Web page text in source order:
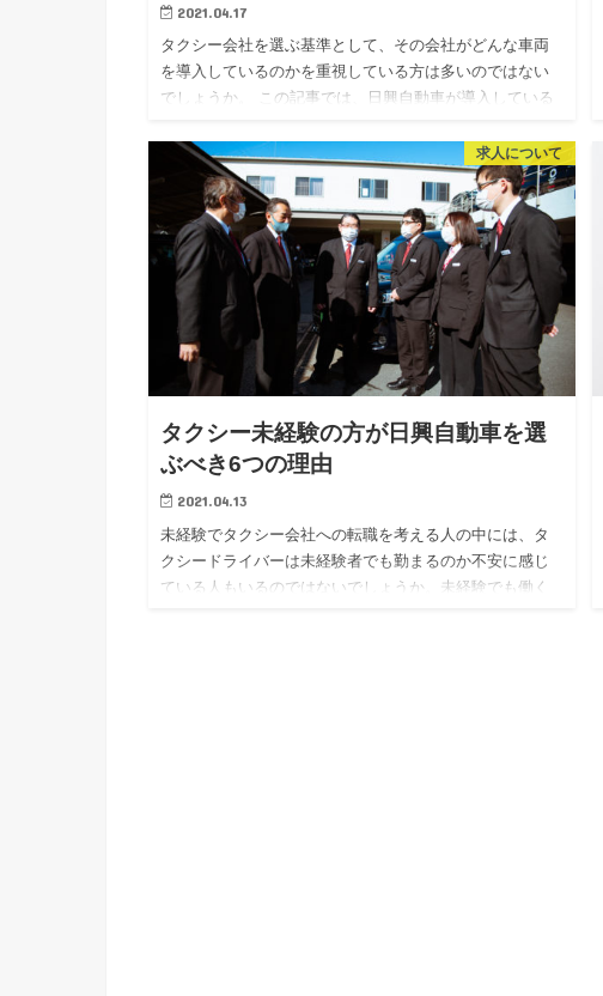
2021.04.17
タクシー会社を選ぶ基準として、その会社がどんな車両
を導入しているのかを重視している方は多いのではない
でしょうか。 この記事では、日興自動車が導入している
ます。転職先に日興…
求人について
タクシー未経験の方が日興自動車を選
ぶべき6つの理由
2021.04.13
未経験でタクシー会社への転職を考える人の中には、タ
クシードライバーは未経験者でも勤まるのか不安に感じ
ている人もいるのではないでしょうか。未経験でも働く